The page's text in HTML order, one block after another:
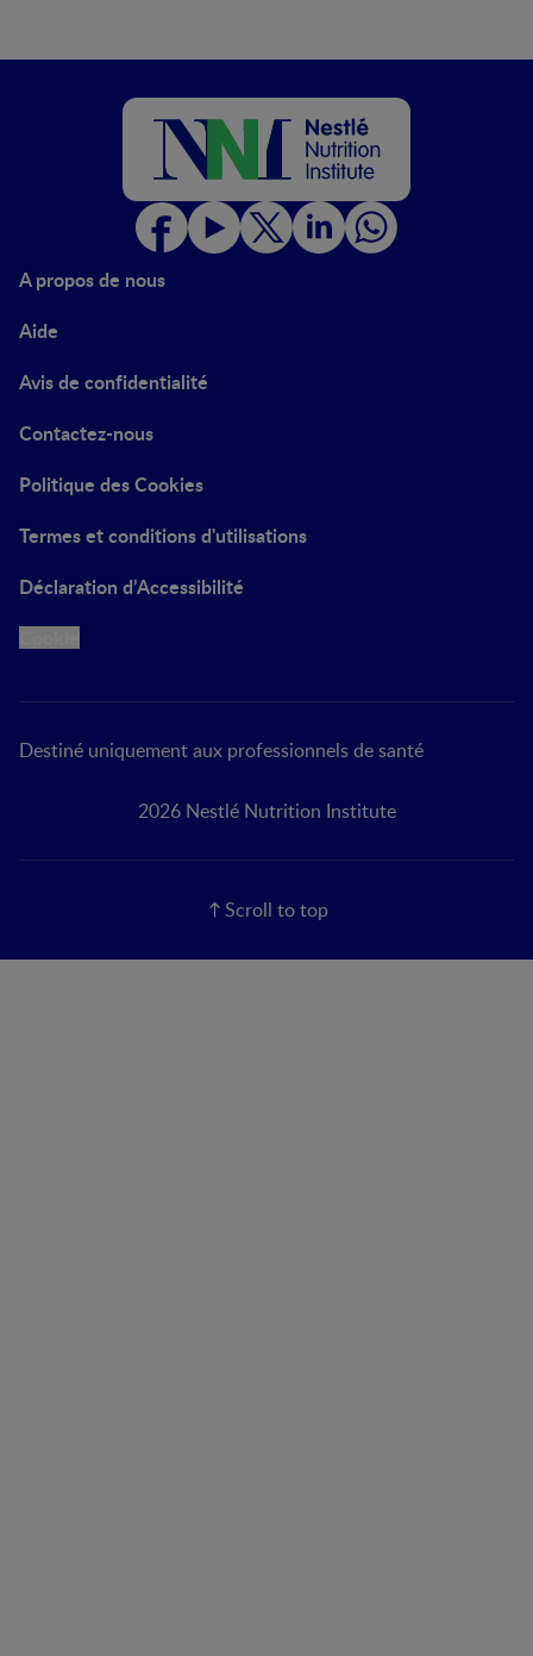
A propos de nous
Aide
Avis de confidentialité
Contactez-nous
Politique des Cookies
Termes et conditions d'utilisations
Déclaration d’Accessibilité
Destiné uniquement aux professionnels de santé
2026 Nestlé Nutrition Institute
Scroll to top